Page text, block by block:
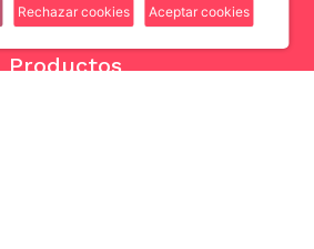
Productos
Rechazar cookies Aceptar cookies